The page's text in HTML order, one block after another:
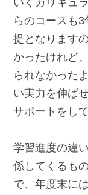
らのコースも
提となります
かったけれど
られなかった
い実力を伸ば
サポートをし
学習進度の違
係してくるも
で、年度末に